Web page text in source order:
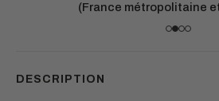
Chaque pièce est
DESCRIPTION